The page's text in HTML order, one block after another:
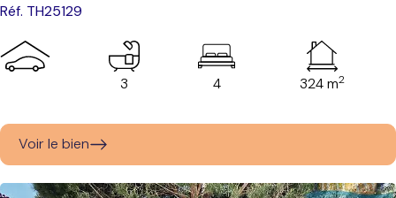
Réf. TH25129
3 4 324 m2
Voir le bien